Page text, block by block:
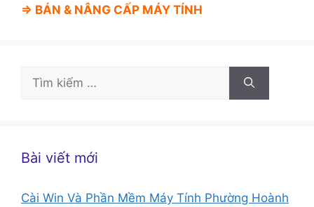
⇒ BÁN & NÂNG CẤP MÁY TÍNH
Tìm
kiếm
Bài viết mới
Cài Win Và Phần Mềm Máy Tính Phường Hoành